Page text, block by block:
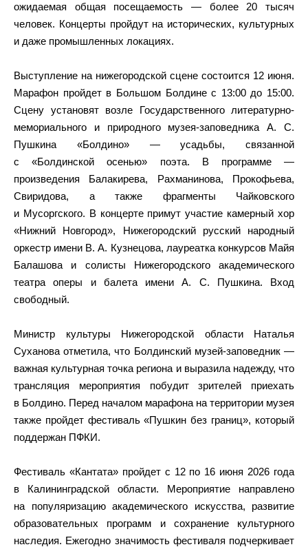
ожидаемая общая посещаемость — более 20 тысяч
человек. Концерты пройдут на исторических, культурных
и даже промышленных локациях.
Выступление на нижегородской сцене состоится 12 июня.
Марафон пройдет в Большом Болдине с 13:00 до 15:00.
Сцену установят возле Государственного литературно-
мемориального и природного музея-заповедника А. С.
Пушкина «Болдино» — усадьбы, связанной
с «Болдинской осенью» поэта. В программе —
произведения Балакирева, Рахманинова, Прокофьева,
Свиридова, а также фрагменты Чайковского
и Мусоргского. В концерте примут участие камерный хор
«Нижний Новгород», Нижегородский русский народный
оркестр имени В. А. Кузнецова, лауреатка конкурсов Майя
Балашова и солисты Нижегородского академического
театра оперы и балета имени А. С. Пушкина. Вход
свободный.
Министр культуры Нижегородской области Наталья
Суханова отметила, что Болдинский музей‑заповедник —
важная культурная точка региона и выразила надежду, что
трансляция мероприятия побудит зрителей приехать
в Болдино. Перед началом марафона на территории музея
также пройдет фестиваль «Пушкин без границ», который
поддержан ПФКИ.
Фестиваль «Кантата» пройдет с 12 по 16 июня 2026 года
в Калининградской области. Мероприятие направлено
на популяризацию академического искусства, развитие
образовательных программ и сохранение культурного
наследия. Ежегодно значимость фестиваля подчеркивает